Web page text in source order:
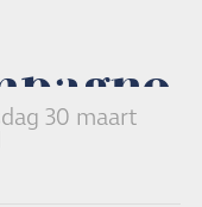
30 maart